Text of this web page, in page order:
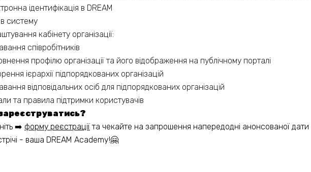
ідентифікація в DREAM
в систему
кабінету організації:
співробітників
профілю організації та його відображення на публічному порталі
ієрархії підпорядкованих організацій
відповідальних осіб для підпорядкованих організацій
та правила підтримки користувачів
➡️ форму реєстраціїта чекайте на запрошення напередодні анонсованої дати
- ваша DREAM Academy!🤗